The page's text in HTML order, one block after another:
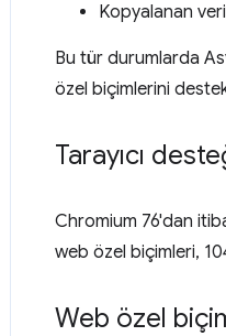
Kopyalanan
Bu tür durumlarda
özel biçimlerini
Tarayıcı
Chromium 76'dan
web özel biçimleri,
Web özel